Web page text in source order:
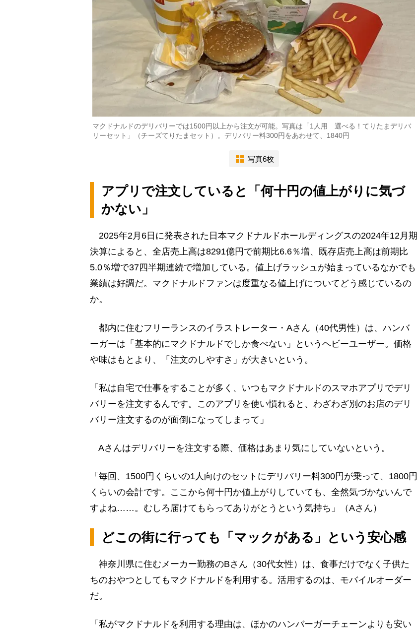
マクドナルドのデリバリーでは1500円以上から注文が可能。写真は「1人用 選べる！てりたまデリバ
リーセット」（チーズてりたまセット）。デリバリー料300円をあわせて、1840円
写真6枚
アプリで注文していると「何十円の値上がりに気づ
かない」
2025年2月6日に発表された日本マクドナルドホールディングスの2024年12月期
決算によると、全店売上高は8291億円で前期比6.6％増、既存店売上高は前期比
5.0％増で37四半期連続で増加している。値上げラッシュが始まっているなかでも
業績は好調だ。マクドナルドファンは度重なる値上げについてどう感じているの
か。
都内に住むフリーランスのイラストレーター・Aさん（40代男性）は、ハンバ
ーガーは「基本的にマクドナルドでしか食べない」というヘビーユーザー。価格
や味はもとより、「注文のしやすさ」が大きいという。
「私は自宅で仕事をすることが多く、いつもマクドナルドのスマホアプリでデリ
バリーを注文するんです。このアプリを使い慣れると、わざわざ別のお店のデリ
バリー注文するのが面倒になってしまって」
Aさんはデリバリーを注文する際、価格はあまり気にしていないという。
「毎回、1500円くらいの1人向けのセットにデリバリー料300円が乗って、1800円
くらいの会計です。ここから何十円か値上がりしていても、全然気づかないんで
すよね……。むしろ届けてもらってありがとうという気持ち」（Aさん）
どこの街に行っても「マックがある」という安心感
神奈川県に住むメーカー勤務のBさん（30代女性）は、食事だけでなく子供た
ちのおやつとしてもマクドナルドを利用する。活用するのは、モバイルオーダー
だ。
「私がマクドナルドを利用する理由は、ほかのハンバーガーチェーンよりも安い